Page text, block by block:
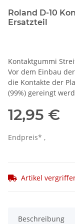
Roland D-10
Ersatzteil
Kontaktgummi
Vor dem Einbau
die Kontakte der
(99%) gereingt
12,95 €
Endpreis* ,
Artikel
Beschreibung